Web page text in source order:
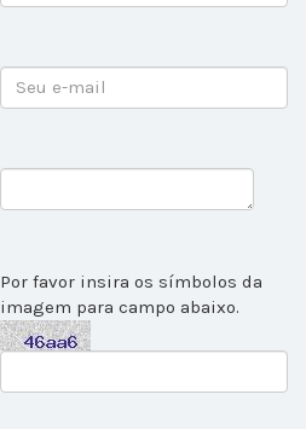
Por favor insira os símbolos da
imagem para campo abaixo.